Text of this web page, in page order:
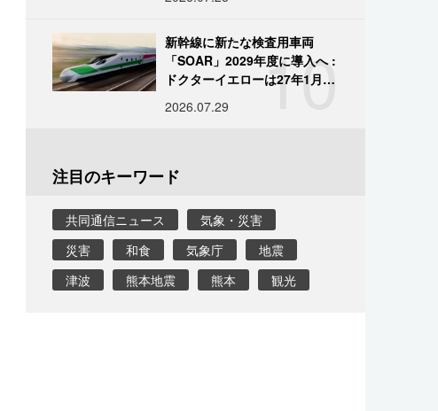
10
新幹線に新たな検査用車両
「SOAR」2029年度に導入へ :
ドクターイエローは27年1月に
2026.07.29
注目のキーワード
共同通信ニュース
気象・災害
災害
和食 気象庁
地震
津波
熊本地震 熊本 観光